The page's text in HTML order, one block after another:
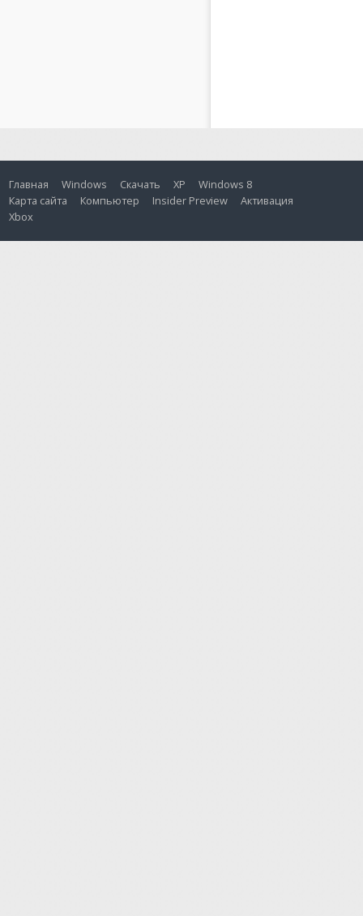
Главная Windows Скачать XP
Windows 8
Карта сайта
Компьютер Insider Preview
Активация
Xbox